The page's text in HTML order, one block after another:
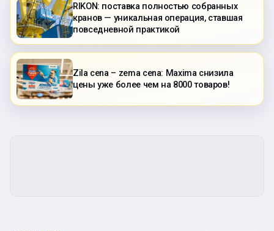
RIKON: поставка полностью собранных
кранов — уникальная операция, ставшая
повседневной практикой
Zila cena – zema cena: Maxima снизила
цены уже более чем на 8000 товаров!